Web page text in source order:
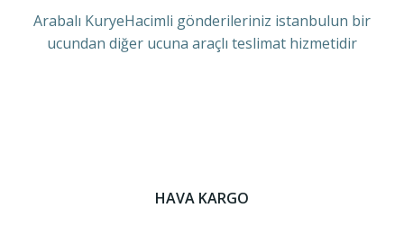
Arabalı KuryeHacimli gönderileriniz istanbulun bir
ucundan diğer ucuna araçlı teslimat hizmetidir
HAVA KARGO